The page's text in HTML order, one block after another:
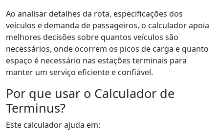
Ao analisar detalhes da rota, especificações dos
veículos e demanda de passageiros, o calculador apoia
melhores decisões sobre quantos veículos são
necessários, onde ocorrem os picos de carga e quanto
espaço é necessário nas estações terminais para
manter um serviço eficiente e confiável.
Por que usar o Calculador de
Terminus?
Este calculador ajuda em: